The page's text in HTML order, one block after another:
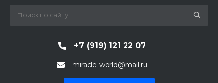
+7 (919) 121 22 07
miracle-world@mail.ru